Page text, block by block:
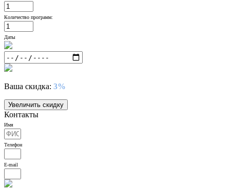
Количество программ:
Даты
Ваша скидка: 3%
Увеличить скидку
Контакты
Имя
Телефон
E-mail